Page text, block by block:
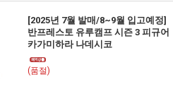
[2025년 7월 발매/8~9월 입고예정]
반프레스토 유루캠프 시즌 3 피규어
카가미하라 나데시코
(품절)